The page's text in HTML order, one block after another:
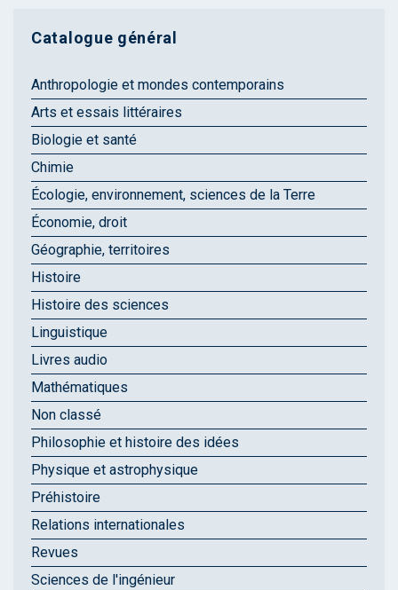
Catalogue général
Anthropologie et mondes contemporains
Arts et essais littéraires
Biologie et santé
Chimie
Écologie, environnement, sciences de la Terre
Économie, droit
Géographie, territoires
Histoire
Histoire des sciences
Linguistique
Livres audio
Mathématiques
Non classé
Philosophie et histoire des idées
Physique et astrophysique
Préhistoire
Relations internationales
Revues
Sciences de l'ingénieur